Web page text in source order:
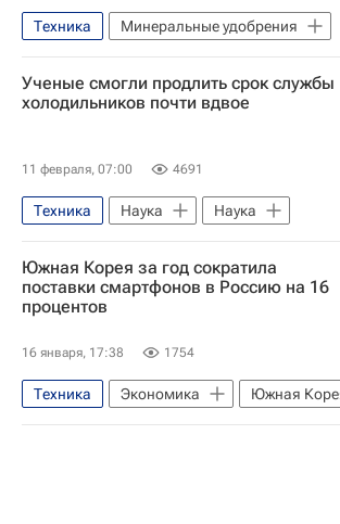
Техника Минеральные удобрения
Ученые смогли продлить срок службы
холодильников почти вдвое
11 февраля, 07:00 4691
Техника Наука
Наука
Университетская наука
Китай
Челябинский государственный университет
Челябинск
Южная Корея за год сократила
поставки смартфонов в Россию на 16
процентов
16 января, 17:38 1754
Техника Экономика
Южная
Россия
Сеул